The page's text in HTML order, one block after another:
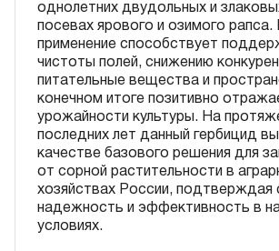
однолетних двудольных и
посевах ярового и озимого рапса.
применение способствует
чистоты полей, снижению
питательные вещества и
конечном итоге позитивно
урожайности культуры. На
последних лет данный гербицид
качестве базового решения для
от сорной растительности в
хозяйствах России, подтверждая
надежность и эффективность в
условиях.